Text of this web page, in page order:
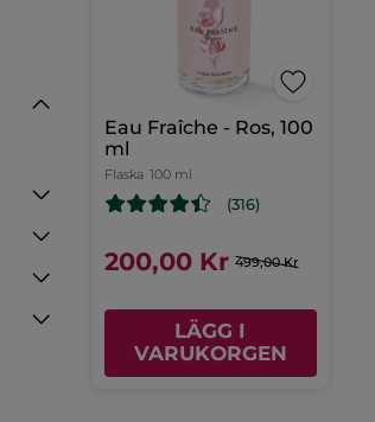
Eau Fraîche - Ros, 100
ml
Flaska 100 ml
(316)
200,00 Kr 499,00 Kr
LÄGG I
VARUKORGEN